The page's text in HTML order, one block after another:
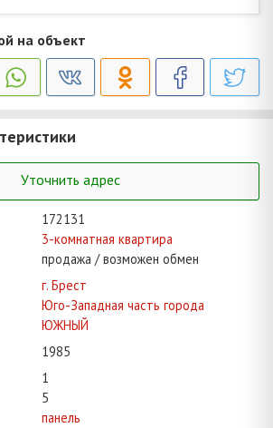
на объект
Уточнить адрес
172131
3-комнатная квартира
продажа / возможен обмен
г. Брест
Юго-Западная часть города
ЮЖНЫЙ
1985
1
5
панель